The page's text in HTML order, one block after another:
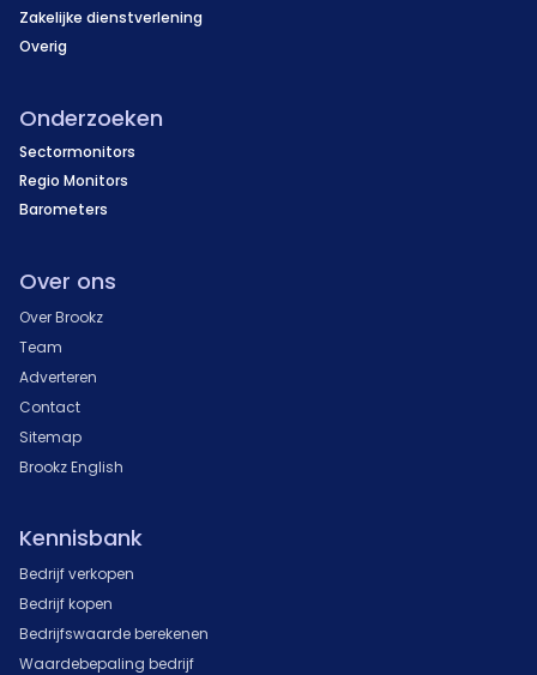
Zakelijke dienstverlening
Overig
Onderzoeken
Sectormonitors
Regio Monitors
Barometers
Over ons
Over Brookz
Team
Adverteren
Contact
Sitemap
Brookz English
Kennisbank
Bedrijf verkopen
Bedrijf kopen
Bedrijfswaarde berekenen
Waardebepaling bedrijf